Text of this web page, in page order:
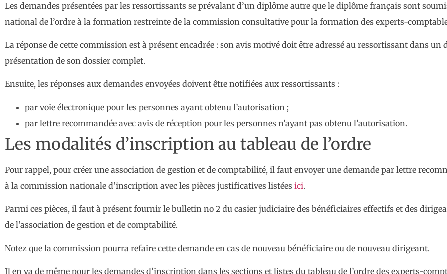
Les demandes présentées par les ressortissants se prévalant d’un diplôme autre que le diplôme français sont
national de l’ordre à la formation restreinte de la commission consultative pour la formation des experts-
La réponse de cette commission est à présent encadrée : son avis motivé doit être adressé au ressortissant dans un
présentation de son dossier complet.
Ensuite, les réponses aux demandes envoyées doivent être notifiées aux ressortissants :
par voie électronique pour les personnes ayant obtenu l’autorisation ;
par lettre recommandée avec avis de réception pour les personnes n’ayant pas obtenu l’autorisation.
Les modalités d’inscription au tableau de l’ordre
Pour rappel, pour créer une association de gestion et de comptabilité, il faut envoyer une demande par lettre
à la commission nationale d’inscription avec les pièces justificatives listées ici.
Parmi ces pièces, il faut à présent fournir le bulletin no 2 du casier judiciaire des bénéficiaires effectifs et des
de l’association de gestion et de comptabilité.
Notez que la commission pourra refaire cette demande en cas de nouveau bénéficiaire ou de nouveau dirigeant.
Il en va de même pour les demandes d’inscription dans les sections et listes du tableau de l’ordre des experts-